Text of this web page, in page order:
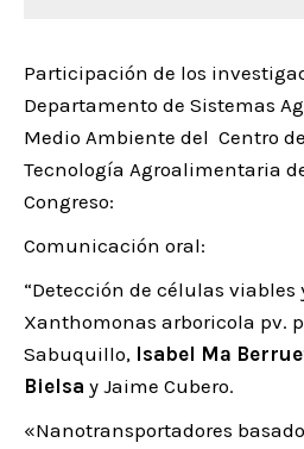
Participación de los
Departamento de Sistemas
Medio Ambiente del Centro
Tecnología Agroalimentaria
Congreso:
Comunicación oral:
“Detección de células viables
Xanthomonas arboricola pv.
Sabuquillo, Isabel Mª
Bielsa y Jaime Cubero.
«Nanotransportadores